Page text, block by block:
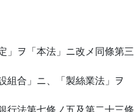
」ヲ「本法」ニ改メ同條第三
組合」ニ、「製絲業法」ヲ